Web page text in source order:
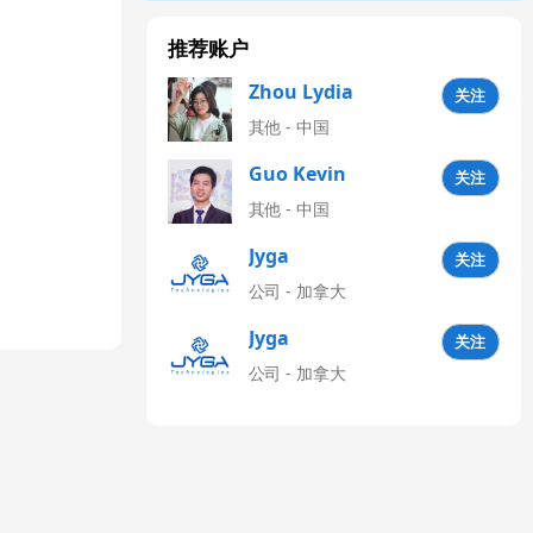
推荐账户
Zhou Lydia 关注
其他 - 中国
Guo Kevin 关注
其他 - 中国
Jyga
Technologies
关注
公司 - 加拿大
Jyga
Technologies
关注
公司 - 加拿大